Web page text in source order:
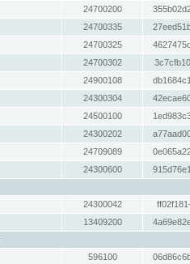
24700200
24700335
24700325
24700302
24900108
24300304
24500100
24300202
24709089
24300600
24300042
13409200
596100